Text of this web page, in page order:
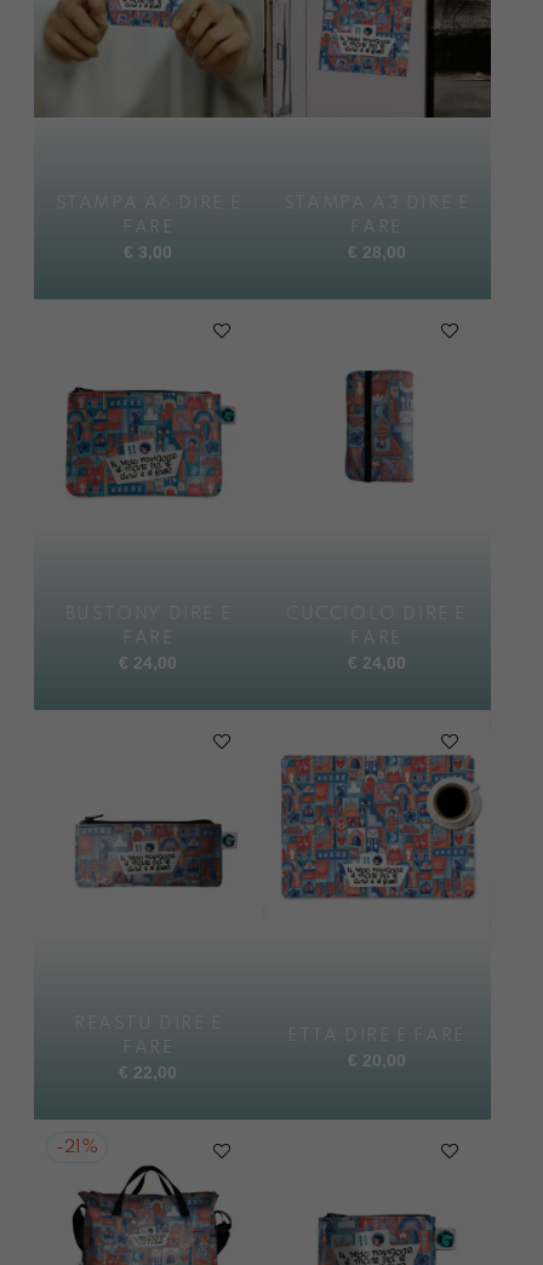
STAMPA A6 DIRE E
FARE
€ 3,00
STAMPA A3 DIRE E
FARE
€ 28,00
BUSTONY DIRE E
FARE
€ 24,00
CUCCIOLO DIRE E
FARE
€ 24,00
REASTÙ DIRE E
FARE
€ 22,00
ETTA DIRE E FARE
€ 20,00
-21%